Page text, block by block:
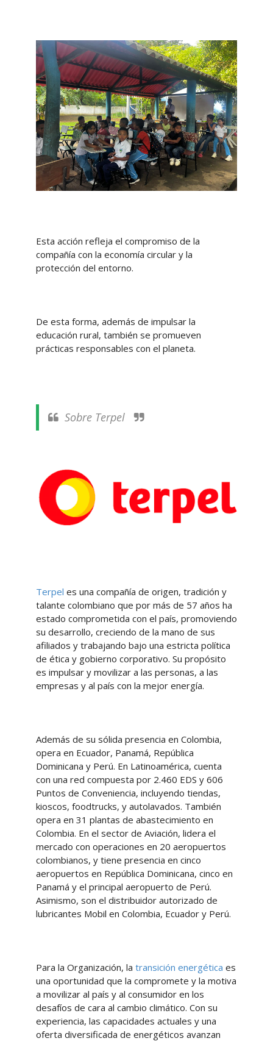
Esta acción refleja el compromiso de la
compañía con la economía circular y la
protección del entorno.
De esta forma, además de impulsar la
educación rural, también se promueven
prácticas responsables con el planeta.
Sobre Terpel
Terpel es una compañía de origen, tradición y
talante colombiano que por más de 57 años ha
estado comprometida con el país, promoviendo
su desarrollo, creciendo de la mano de sus
afiliados y trabajando bajo una estricta política
de ética y gobierno corporativo. Su propósito
es impulsar y movilizar a las personas, a las
empresas y al país con la mejor energía.
Además de su sólida presencia en Colombia,
opera en Ecuador, Panamá, República
Dominicana y Perú. En Latinoamérica, cuenta
con una red compuesta por 2.460 EDS y 606
Puntos de Conveniencia, incluyendo tiendas,
kioscos, foodtrucks, y autolavados. También
opera en 31 plantas de abastecimiento en
Colombia. En el sector de Aviación, lidera el
mercado con operaciones en 20 aeropuertos
colombianos, y tiene presencia en cinco
aeropuertos en República Dominicana, cinco en
Panamá y el principal aeropuerto de Perú.
Asimismo, son el distribuidor autorizado de
lubricantes Mobil en Colombia, Ecuador y Perú.
Para la Organización, la transición energética es
una oportunidad que la compromete y la motiva
a movilizar al país y al consumidor en los
desafíos de cara al cambio climático. Con su
experiencia, las capacidades actuales y una
oferta diversificada de energéticos avanzan